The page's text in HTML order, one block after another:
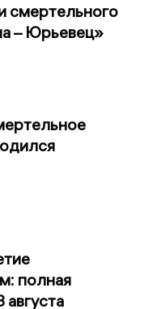
смертельного
– Юрьевец»
полная